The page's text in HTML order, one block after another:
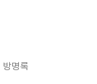
방명록